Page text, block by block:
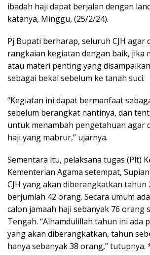
ibadah haji dapat berjalan dengan
katanya, Minggu, (25/2/24).
Pj Bupati berharap, seluruh CJH agar
rangkaian kegiatan dengan baik, jika
atau materi penting yang
sebagai bekal sebelum ke tanah suci.
“Kegiatan ini dapat bermanfaat
sebelum berangkat nantinya, dan
untuk menambah pengetahuan agar
haji yang mabrur,” ujarnya.
Sementara itu, pelaksana tugas (Plt)
Kementerian Agama setempat,
CJH yang akan diberangkatkan tahun
berjumlah 42 orang. Secara umum
calon jamaah haji sebanyak 76 orang
Tengah. “Alhamdulillah tahun ini ada
yang akan diberangkatkan, tahun
hanya sebanyak 38 orang,” tutupnya.